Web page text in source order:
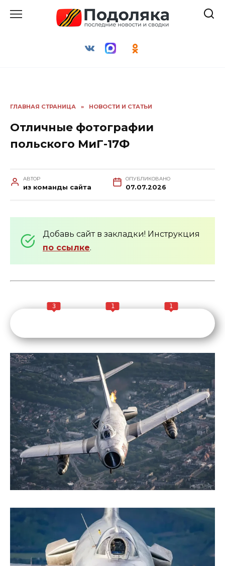
ГЛАВНАЯ СТРАНИЦА » НОВОСТИ И СТАТЬИ
Отличные фотографии
польского МиГ-17Ф
АВТОР
из команды сайта
ОПУБЛИКОВАНО
07.07.2026
Добавь сайт в закладки! Инструкция
по ссылке.
3 1 1